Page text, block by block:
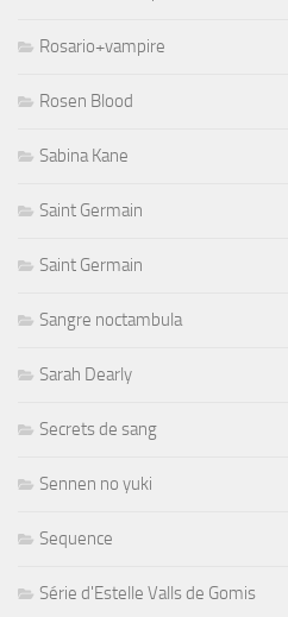
Rosario+vampire
Rosen Blood
Sabina Kane
Saint Germain
Saint Germain
Sangre noctambula
Sarah Dearly
Secrets de sang
Sennen no yuki
Sequence
Série d'Estelle Valls de Gomis